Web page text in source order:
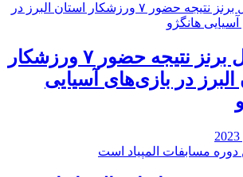
۲ مدال برنز نتیجه حضور ۷ ورزشکار
البرز در بازی‌های آسیایی